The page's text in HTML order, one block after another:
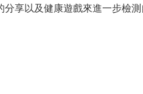
享以及健康遊戲來進一步檢測